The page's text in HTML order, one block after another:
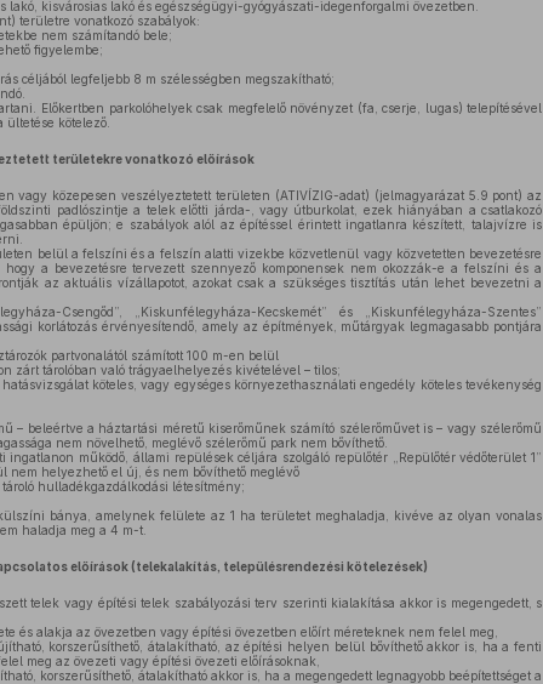
kisvárosias lakó és egészségügyi-gyógyászati-idegenforgalmi övezetben.
területre vonatkozó szabályok:
nem számítandó bele;
figyelembe;
céljából legfeljebb 8 m szélességben megszakítható;
Előkertben parkolóhelyek csak megfelelő növényzet (fa, cserje, lugas) telepítésével
kötelező.
területekre vonatkozó előírások
vagy közepesen veszélyeztetett területen (ATIVÍZIG-adat) (jelmagyarázat 5.9 pont) az
padlószintje a telek előtti járda-, vagy útburkolat, ezek hiányában a csatlakozó
épüljön; e szabályok alól az építéssel érintett ingatlanra készített, talajvízre is
belül a felszíni és a felszín alatti vizekbe közvetlenül vagy közvetetten bevezetésre
a bevezetésre tervezett szennyező komponensek nem okozzák-e a felszíni és a
az aktuális vízállapotot, azokat csak a szükséges tisztítás után lehet bevezetni a
Csengőd”, „Kiskunfélegyháza-Kecskemét” és „Kiskunfélegyháza-Szentes”
korlátozás érvényesítendő, amely az építmények, műtárgyak legmagasabb pontjára
partvonalától számított 100 m-en belül
zárt tárolóban való trágyaelhelyezés kivételével – tilos;
köteles, vagy egységes környezethasználati engedély köteles tevékenység
– beleértve a háztartási méretű kiserőműnek számító szélerőművet is – vagy szélerőmű
nem növelhető, meglévő szélerőmű park nem bővíthető.
működő, állami repülések céljára szolgáló repülőtér „Repülőtér védőterület 1”
nem helyezhető el új, és nem bővíthető meglévő
hulladékgazdálkodási létesítmény;
bánya, amelynek felülete az 1 ha területet meghaladja, kivéve az olyan vonalas
haladja meg a 4 m-t.
előírások (telekalakítás, településrendezési kötelezések)
telek vagy építési telek szabályozási terv szerinti kialakítása akkor is megengedett, s
és alakja az övezetben vagy építési övezetben előírt méreteknek nem felel meg,
korszerűsíthető, átalakítható, az építési helyen belül bővíthető akkor is, ha a fenti
meg az övezeti vagy építési övezeti előírásoknak,
korszerűsíthető, átalakítható akkor is, ha a megengedett legnagyobb beépítettséget a